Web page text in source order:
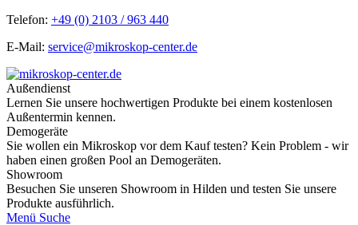
Telefon: +49 (0) 2103 / 963 440
E-Mail: service@mikroskop-center.de
Außendienst
Lernen Sie unsere hochwertigen Produkte bei einem kostenlosen
Außentermin kennen.
Demogeräte
Sie wollen ein Mikroskop vor dem Kauf testen? Kein Problem - wir
haben einen großen Pool an Demogeräten.
Showroom
Besuchen Sie unseren Showroom in Hilden und testen Sie unsere
Produkte ausführlich.
Menü Suche